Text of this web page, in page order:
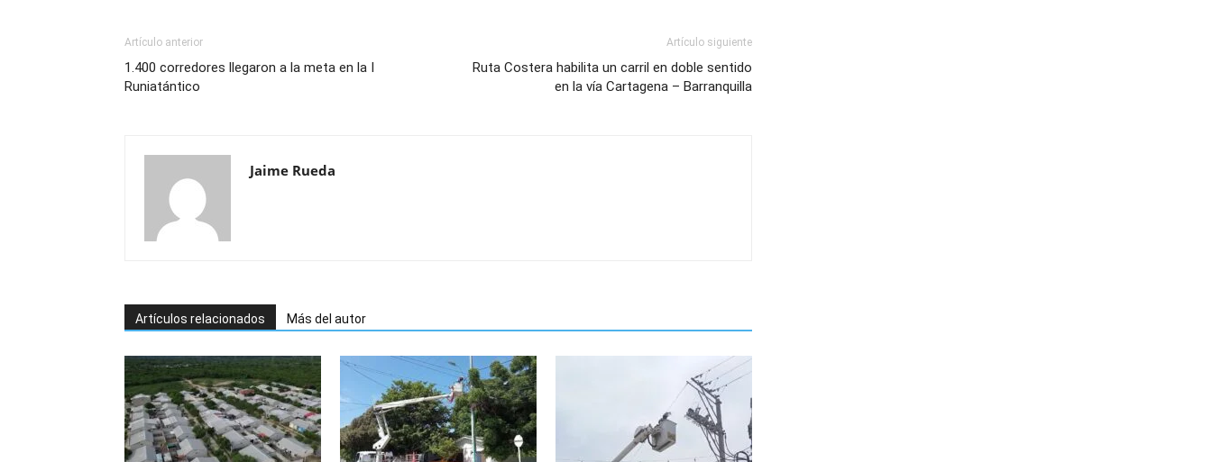
Artículo anterior
1.400 corredores llegaron a la meta en la I
Runiatántico
Artículo siguiente
Ruta Costera habilita un carril en doble sentido
en la vía Cartagena – Barranquilla
Jaime Rueda
Artículos relacionados Más del autor